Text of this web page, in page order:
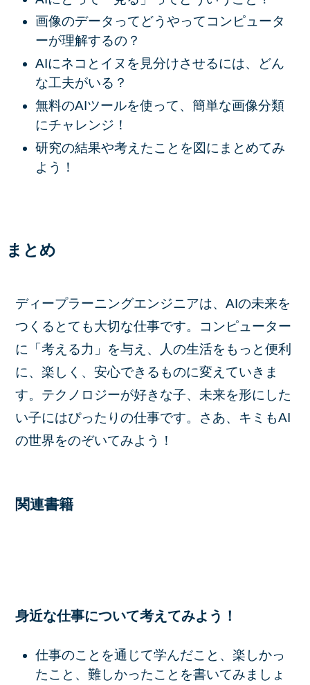
画像のデータってどうやってコンピュータ
ーが理解するの？
AIにネコとイヌを見分けさせるには、どん
な工夫がいる？
無料のAIツールを使って、簡単な画像分類
にチャレンジ！
研究の結果や考えたことを図にまとめてみ
よう！
まとめ
ディープラーニングエンジニアは、AIの未来を
つくるとても大切な仕事です。コンピューター
に「考える力」を与え、人の生活をもっと便利
に、楽しく、安心できるものに変えていきま
す。テクノロジーが好きな子、未来を形にした
い子にはぴったりの仕事です。さあ、キミもAI
の世界をのぞいてみよう！
関連書籍
身近な仕事について考えてみよう！
仕事のことを通じて学んだこと、楽しかっ
たこと、難しかったことを書いてみましょ